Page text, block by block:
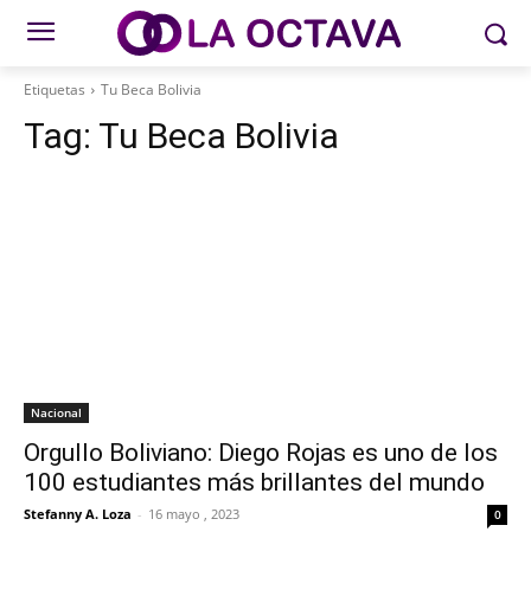
Etiquetas Tu Beca Bolivia
Tag: Tu Beca Bolivia
Nacional
Orgullo Boliviano: Diego Rojas es uno de los
100 estudiantes más brillantes del mundo
Stefanny A. Loza - 16 mayo , 2023 0